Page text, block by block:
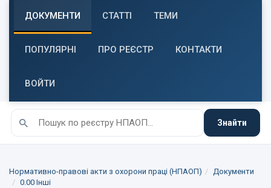
ДОКУМЕНТИ СТАТТІ ТЕМИ
ПОПУЛЯРНІ ПРО РЕЄСТР КОНТАКТИ
ВОЙТИ
Знайти
Нормативно-правові акти з охорони праці (НПАОП)
Документи
0.00 Інші